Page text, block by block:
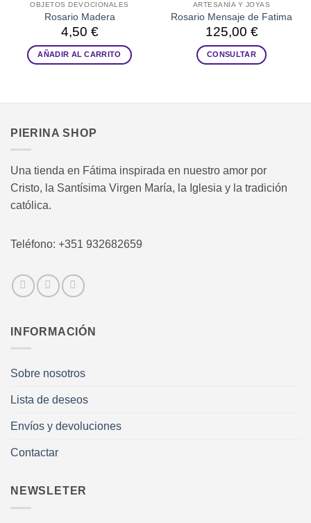
OBJETOS DEVOCIONALES
Rosario Madera
4,50 €
AÑADIR AL CARRITO
ARTESANÍA Y JOYAS
Rosario Mensaje de Fatima
125,00 €
CONSULTAR
PIERINA SHOP
Una tienda en Fátima inspirada en nuestro amor por
Cristo, la Santísima Virgen María, la Iglesia y la tradición
católica.
Teléfono: +351 932682659
INFORMACIÓN
Sobre nosotros
Lista de deseos
Envíos y devoluciones
Contactar
NEWSLETER